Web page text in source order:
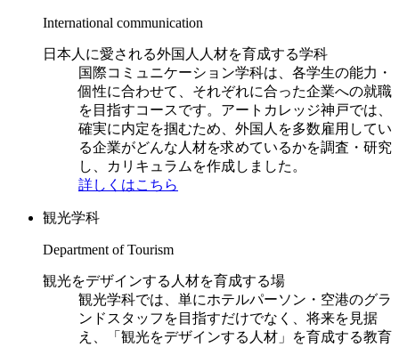
International communication
日本人に愛される外国人人材を育成する学科
国際コミュニケーション学科は、各学生の能力・
個性に合わせて、それぞれに合った企業への就職
を目指すコースです。アートカレッジ神戸では、
確実に内定を掴むため、外国人を多数雇用してい
る企業がどんな人材を求めているかを調査・研究
し、カリキュラムを作成しました。
詳しくはこちら
観光学科
Department of Tourism
観光をデザインする人材を育成する場
観光学科では、単にホテルパーソン・空港のグラ
ンドスタッフを目指すだけでなく、将来を見据
え、「観光をデザインする人材」を育成する教育